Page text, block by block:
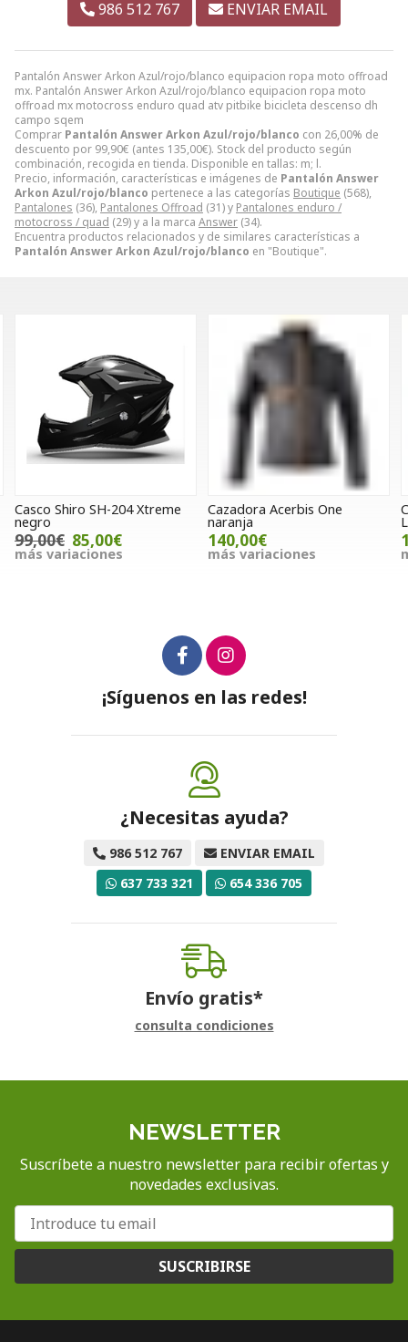
Pantalón Answer Arkon Azul/rojo/blanco equipacion ropa moto offroad
mx. Pantalón Answer Arkon Azul/rojo/blanco equipacion ropa moto
offroad mx motocross enduro quad atv pitbike bicicleta descenso dh
campo sqem
Comprar Pantalón Answer Arkon Azul/rojo/blanco con 26,00% de
descuento por 99,90€ (antes 135,00€). Stock del producto según
combinación, recogida en tienda. Disponible en tallas: m; l.
Precio, información, características e imágenes de Pantalón Answer
Arkon Azul/rojo/blanco pertenece a las categorías Boutique (568),
Pantalones (36), Pantalones Offroad (31) y Pantalones enduro /
motocross / quad (29) y a la marca Answer (34).
Encuentra productos relacionados y de similares características a
Pantalón Answer Arkon Azul/rojo/blanco en "Boutique".
986 512 767 ENVIAR EMAIL
Casco Shiro SH-204 Xtreme
negro
99,00€ 85,00€
más variaciones
Cazadora Acerbis One
naranja
140,00€
más variaciones
¡Síguenos en las redes!
¿Necesitas ayuda?
986 512 767
ENVIAR EMAIL
637 733 321
654 336 705
Envío gratis*
consulta condiciones
NEWSLETTER
Suscríbete a nuestro newsletter para recibir ofertas y
novedades exclusivas.
SUSCRIBIRSE